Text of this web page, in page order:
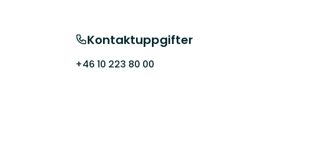
Kontaktuppgifter
+46 10 223 80 00